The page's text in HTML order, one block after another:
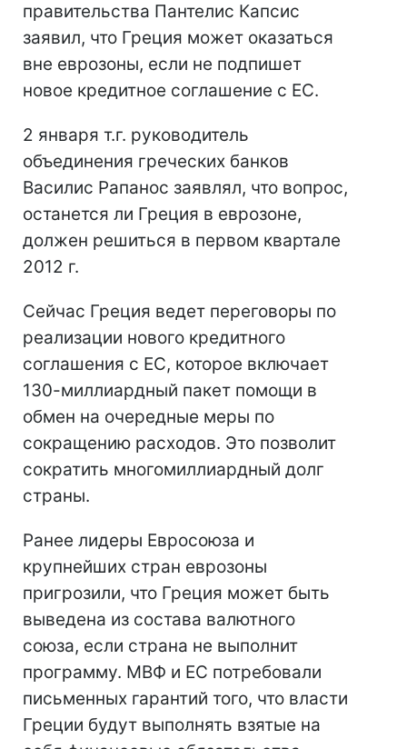
правительства Пантелис Капсис
заявил, что Греция может оказаться
вне еврозоны, если не подпишет
новое кредитное соглашение с ЕС.
2 января т.г. руководитель
объединения греческих банков
Василис Рапанос заявлял, что вопрос,
останется ли Греция в еврозоне,
должен решиться в первом квартале
2012 г.
Сейчас Греция ведет переговоры по
реализации нового кредитного
соглашения с ЕС, которое включает
130-миллиардный пакет помощи в
обмен на очередные меры по
сокращению расходов. Это позволит
сократить многомиллиардный долг
страны.
Ранее лидеры Евросоюза и
крупнейших стран еврозоны
пригрозили, что Греция может быть
выведена из состава валютного
союза, если страна не выполнит
программу. МВФ и ЕС потребовали
письменных гарантий того, что власти
Греции будут выполнять взятые на